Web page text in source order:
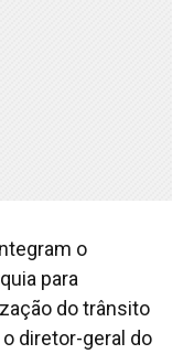
o
para
do trânsito
diretor-geral do